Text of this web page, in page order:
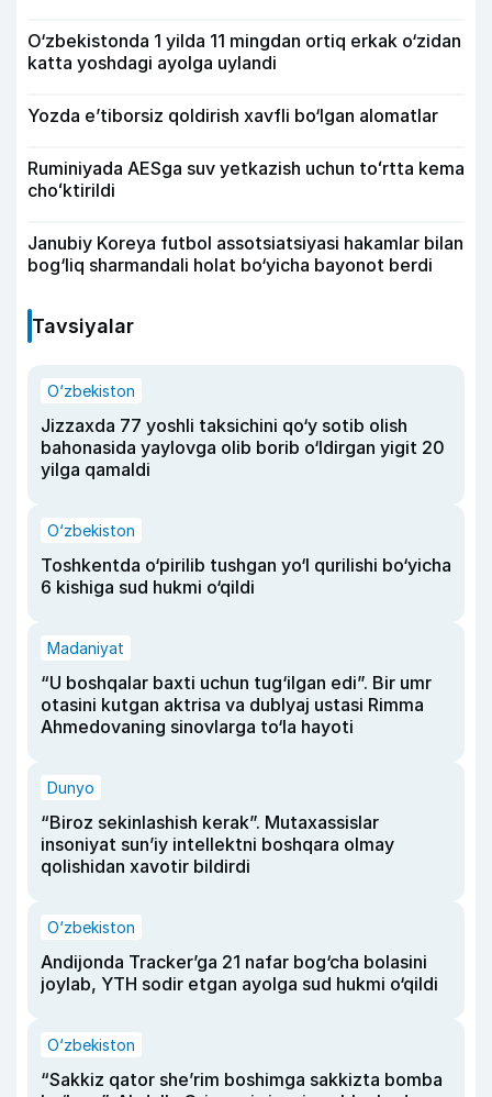
O‘zbekistonda 1 yilda 11 mingdan ortiq erkak o‘zidan
katta yoshdagi ayolga uylandi
Yozda e’tiborsiz qoldirish xavfli bo‘lgan alomatlar
Ruminiyada AESga suv yetkazish uchun toʻrtta kema
choʻktirildi
Janubiy Koreya futbol assotsiatsiyasi hakamlar bilan
bog‘liq sharmandali holat bo‘yicha bayonot berdi
Tavsiyalar
O‘zbekiston
Jizzaxda 77 yoshli taksichini qo‘y sotib olish
bahonasida yaylovga olib borib o‘ldirgan yigit 20
yilga qamaldi
O‘zbekiston
Toshkentda o‘pirilib tushgan yo‘l qurilishi bo‘yicha
6 kishiga sud hukmi o‘qildi
Madaniyat
“U boshqalar baxti uchun tug‘ilgan edi”. Bir umr
otasini kutgan aktrisa va dublyaj ustasi Rimma
Ahmedovaning sinovlarga to‘la hayoti
Dunyo
“Biroz sekinlashish kerak”. Mutaxassislar
insoniyat sun’iy intellektni boshqara olmay
qolishidan xavotir bildirdi
O‘zbekiston
Andijonda Tracker’ga 21 nafar bog‘cha bolasini
joylab, YTH sodir etgan ayolga sud hukmi o‘qildi
O‘zbekiston
“Sakkiz qator she’rim boshimga sakkizta bomba